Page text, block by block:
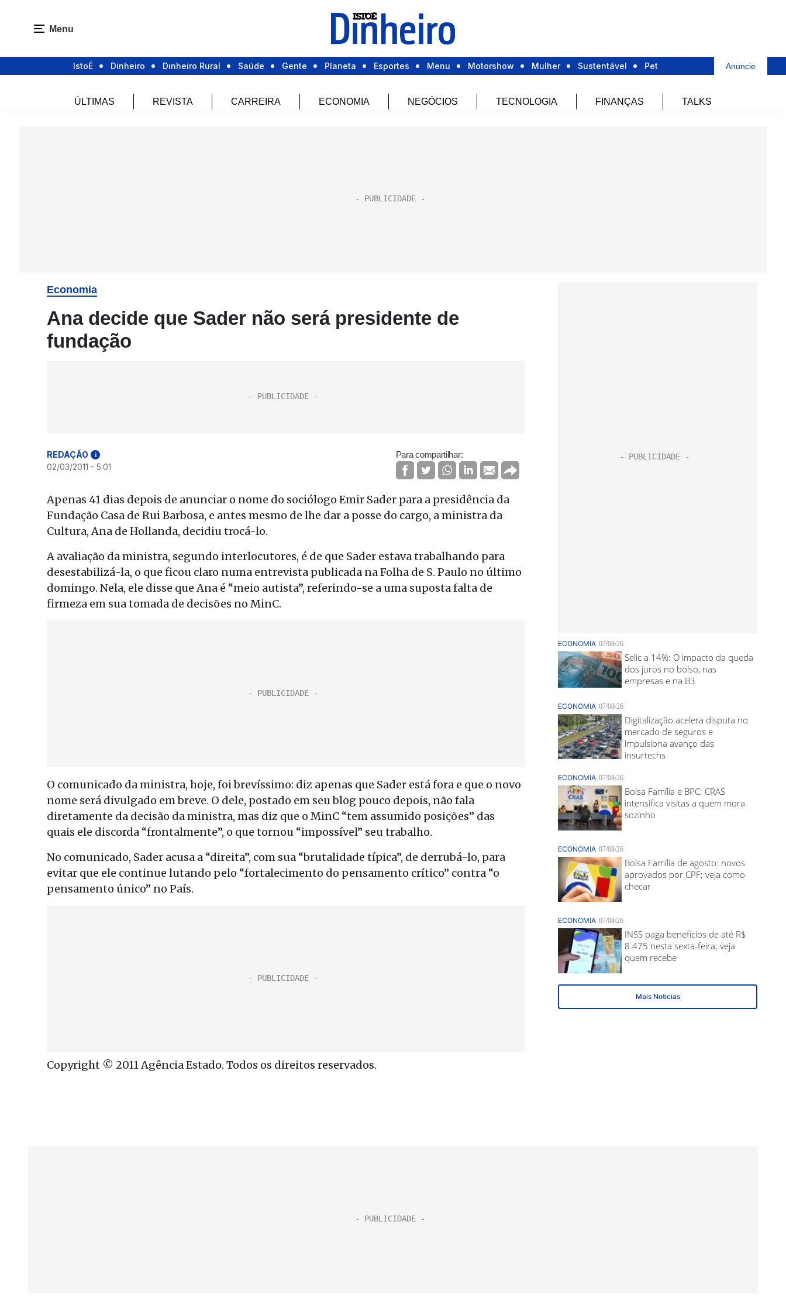
Menu
IstoÉ Dinheiro Dinheiro Rural Saúde Gente Planeta Esportes Menu Motorshow Mulher Sustentável Pet Anuncie
ÚLTIMAS REVISTA CARREIRA ECONOMIA NEGÓCIOS TECNOLOGIA FINANÇAS TALKS
Economia
Ana decide que Sader não será presidente de
fundação
REDAÇÃO i
02/03/2011 - 5:01
Para compartilhar:
Apenas 41 dias depois de anunciar o nome do sociólogo Emir Sader para a presidência da
Fundação Casa de Rui Barbosa, e antes mesmo de lhe dar a posse do cargo, a ministra da
Cultura, Ana de Hollanda, decidiu trocá-lo.
A avaliação da ministra, segundo interlocutores, é de que Sader estava trabalhando para
desestabilizá-la, o que ficou claro numa entrevista publicada na Folha de S. Paulo no último
domingo. Nela, ele disse que Ana é “meio autista”, referindo-se a uma suposta falta de
firmeza em sua tomada de decisões no MinC.
O comunicado da ministra, hoje, foi brevíssimo: diz apenas que Sader está fora e que o novo
nome será divulgado em breve. O dele, postado em seu blog pouco depois, não fala
diretamente da decisão da ministra, mas diz que o MinC “tem assumido posições” das
quais ele discorda “frontalmente”, o que tornou “impossível” seu trabalho.
No comunicado, Sader acusa a “direita”, com sua “brutalidade típica”, de derrubá-lo, para
evitar que ele continue lutando pelo “fortalecimento do pensamento crítico” contra “o
pensamento único” no País.
Copyright © 2011 Agência Estado. Todos os direitos reservados.